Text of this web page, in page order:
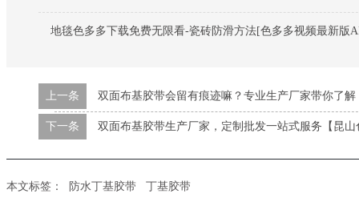
地毯色多多下载免费无限看-瓷砖防滑方法[色多多视频最新版
上一条 双面布基胶带会留有痕迹嘛？专业生产厂家带你了解
下一条 双面布基胶带生产厂家，定制批发一站式服务【昆
本文标签： 防水丁基胶带 丁基胶带